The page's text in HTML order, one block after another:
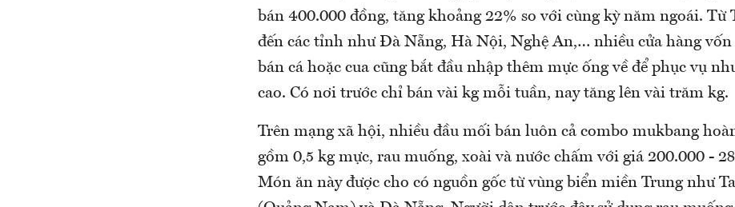
bán 400.000 đồng, tăng khoảng 22% so với cùng kỳ năm ngoái. Từ
đến các tỉnh như Đà Nẵng, Hà Nội, Nghệ An,… nhiều cửa hàng vốn
bán cá hoặc cua cũng bắt đầu nhập thêm mực ống về để phục vụ
cao. Có nơi trước chỉ bán vài kg mỗi tuần, nay tăng lên vài trăm kg.
Trên mạng xã hội, nhiều đầu mối bán luôn cả combo mukbang
gồm 0,5 kg mực, rau muống, xoài và nước chấm với giá 200.000 -
Món ăn này được cho có nguồn gốc từ vùng biển miền Trung như